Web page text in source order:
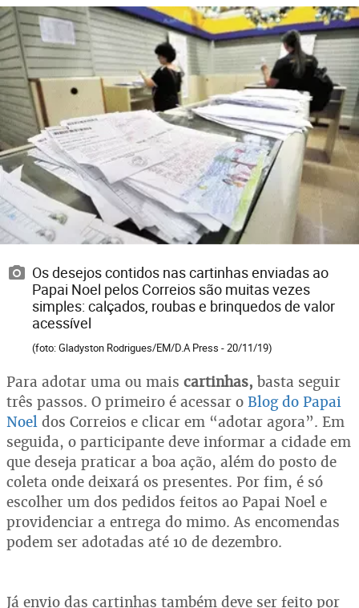
Os desejos contidos nas cartinhas enviadas ao
Papai Noel pelos Correios são muitas vezes
simples: calçados, roubas e brinquedos de valor
acessível
(foto: Gladyston Rodrigues/EM/D.A Press - 20/11/19)
Para adotar uma ou mais cartinhas, basta seguir
três passos. O primeiro é acessar o Blog do Papai
Noel dos Correios e clicar em “adotar agora”. Em
seguida, o participante deve informar a cidade em
que deseja praticar a boa ação, além do posto de
coleta onde deixará os presentes. Por fim, é só
escolher um dos pedidos feitos ao Papai Noel e
providenciar a entrega do mimo. As encomendas
podem ser adotadas até 10 de dezembro.
Já envio das cartinhas também deve ser feito por